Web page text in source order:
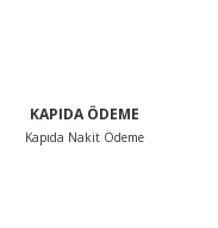
KAPIDA ÖDEME
Kapıda Nakit Ödeme